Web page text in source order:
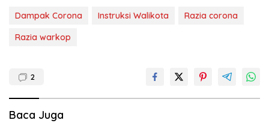
Dampak Corona Instruksi Walikota
Razia corona
Razia warkop
2
Baca Juga